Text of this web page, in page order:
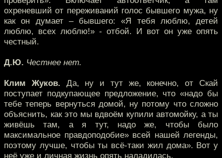
охреневший от переживаний голос бывшего мужа, ну
как он думает – бывшего: «Я тебя люблю, детей
люблю, всех люблю!» - отбой. И вот он уже опять
честный.
Д.Ю. Честнее нет.
Клим Жуков. Да, ну и тут же, конечно, от Скай
поступает подкупающее предложение, что «надо бы
тебе теперь вернуться домой, ну потому что сложно
объяснить, как это мы вдвоём купили автомойку, а ты
живёшь там, а я тут, надо же, чтобы было
максимальное правдоподобие» всей нашей легенды,
поэтому лучше, чтобы ты всё-таки жил дома». Вот у
неё уже и личная жизнь опять наладилась.